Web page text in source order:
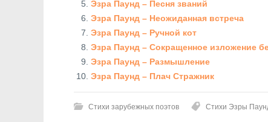
Эзра Паунд – Песня званий
Эзра Паунд – Неожиданная встреча
Эзра Паунд – Ручной кот
Эзра Паунд – Сокращенное изложение
Эзра Паунд – Размышление
Эзра Паунд – Плач Стражник
Стихи зарубежных поэтов Стихи Эзры